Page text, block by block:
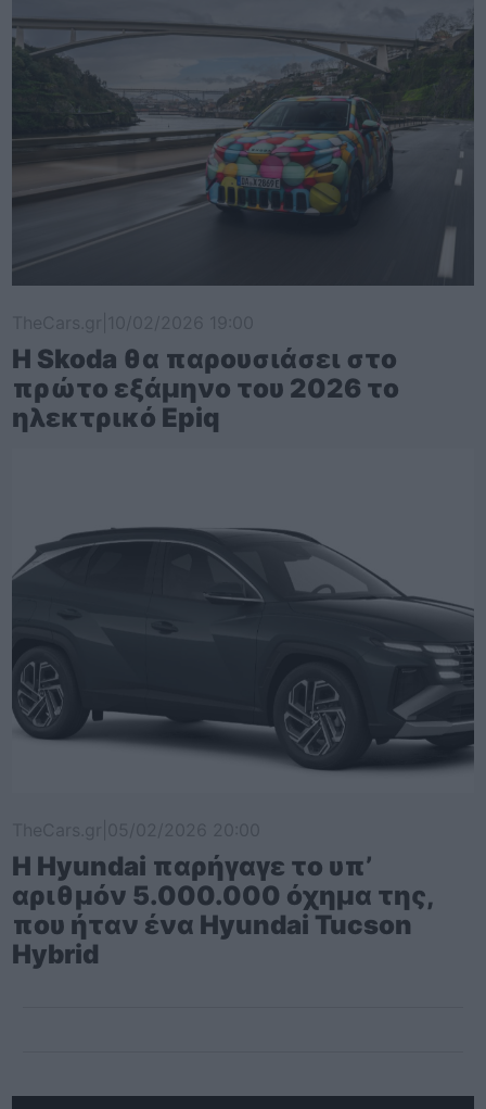
Η Skoda θα παρουσιάσει στο
πρώτο εξάμηνο του 2026 το
ηλεκτρικό Epiq
Η Hyundai παρήγαγε το υπ’
αριθμόν 5.000.000 όχημα της,
που ήταν ένα Hyundai Tucson
Hybrid